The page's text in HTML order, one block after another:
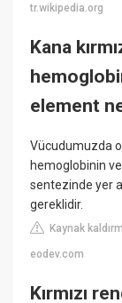
tr.wikipedia.org
Kana
element
Vücudumuzda
hemoglobinin
sentezinde yer
gereklidir.
Kaynak
eodev.com
Kırmızı